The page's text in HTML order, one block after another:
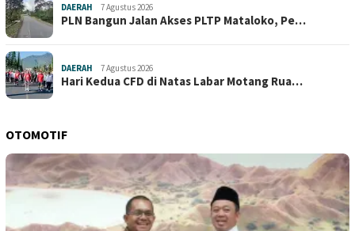
DAERAH 7 Agustus 2026
PLN Bangun Jalan Akses PLTP Mataloko, Pe…
DAERAH 7 Agustus 2026
Hari Kedua CFD di Natas Labar Motang Rua…
OTOMOTIF